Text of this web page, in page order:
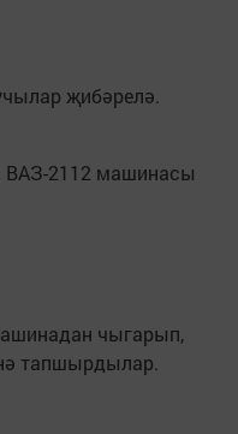
җибәрелә.
ВАЗ-2112 машинасы
чыгарып,
тапшырдылар.